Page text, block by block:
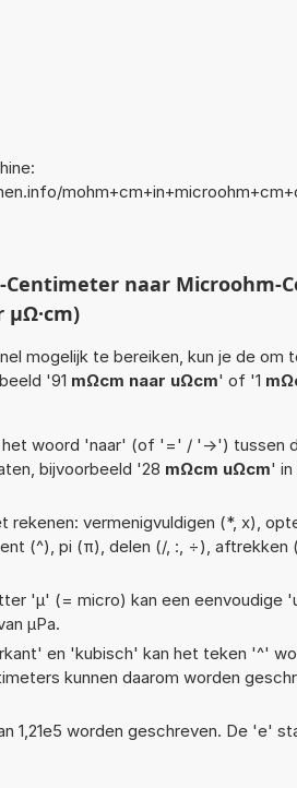
naar Microohm-
µΩ·cm)
mogelijk te bereiken, kun je de om
'91 mΩcm naar uΩcm' of '1
het woord 'naar' (of '=' / '->') tussen
bijvoorbeeld '28 mΩcm uΩcm' in
rekenen: vermenigvuldigen (*, x),
(^), pi (π), delen (/, :, ÷), aftrekken
'µ' (= micro) kan een eenvoudige
µPa.
en 'kubisch' kan het teken '^'
kunnen daarom worden
1,21e5 worden geschreven. De 'e'